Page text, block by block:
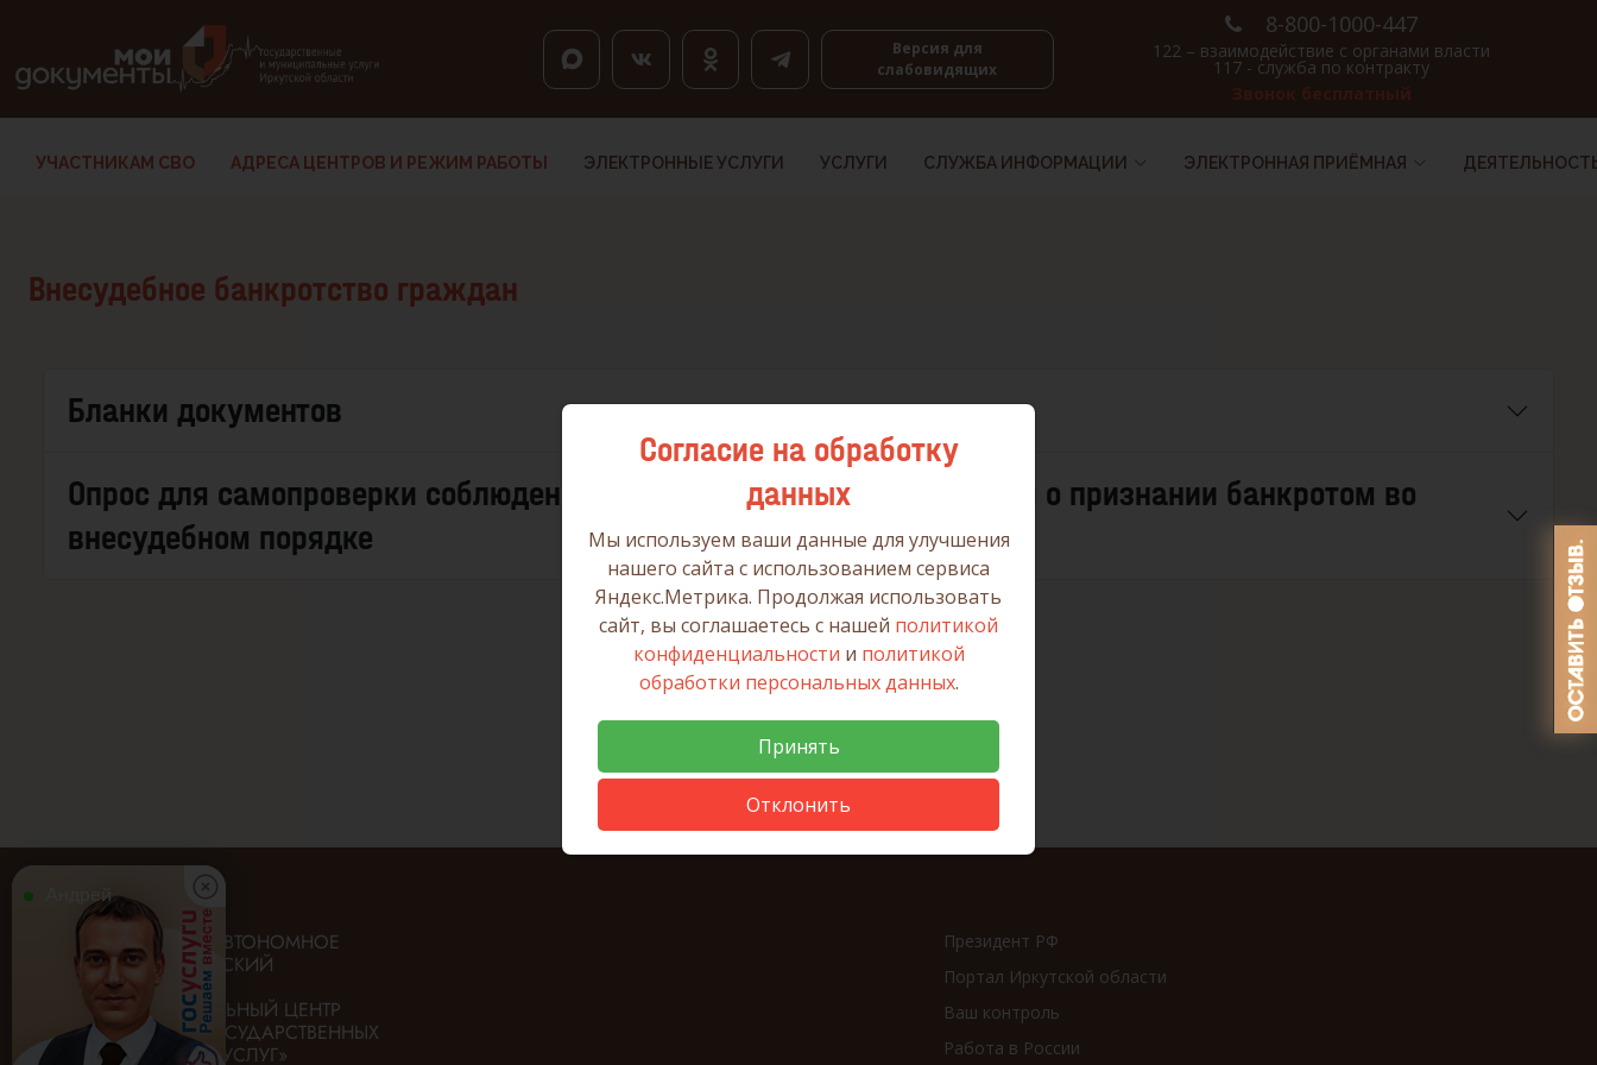
Андрей
Версия для
слабовидящих
8-800-1000-447
122 – взаимодействие с органами власти
117 - служба по контракту
Звонок бесплатный
УЧАСТНИКАМ СВО АДРЕСА ЦЕНТРОВ И РЕЖИМ РАБОТЫ ЭЛЕКТРОННЫЕ УСЛУГИ УСЛУГИ СЛУЖБА ИНФОРМАЦИИ ЭЛЕКТРОННАЯ ПРИЁМНАЯ
Внесудебное банкротство граждан
Бланки документов
Опрос для самопроверки соблюдения условий для подачи заявления о признании банкротом во
внесудебном порядке
ГОСУДАРСТВЕННОЕ АВТОНОМНОЕ
УЧРЕЖДЕНИЕ «ИРКУТСКИЙ
ОБЛАСТНОЙ
МНОГОФУНКЦИОНАЛЬНЫЙ ЦЕНТР
ПРЕДОСТАВЛЕНИЯ ГОСУДАРСТВЕННЫХ
И МУНИЦИПАЛЬНЫХ УСЛУГ»
Президент РФ
Портал Иркутской области
Ваш контроль
Работа в России
Согласие на обработку
данных
Мы используем ваши данные для улучшения
нашего сайта с использованием сервиса
Яндекс.Метрика. Продолжая использовать
сайт, вы соглашаетесь с нашей политикой
конфиденциальности и политикой
обработки персональных данных.
Принять
Отклонить